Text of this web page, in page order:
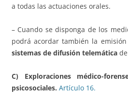
a todas las actuaciones orales.
– Cuando se disponga de los
podrá acordar también la
sistemas de difusión telemática
C) Exploraciones médico-
psicosociales. Artículo 16.